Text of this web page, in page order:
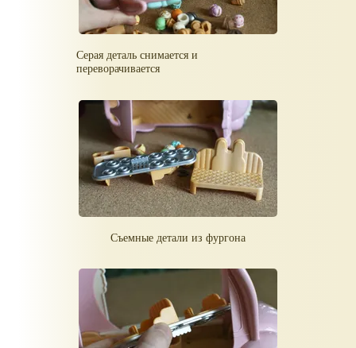
Серая деталь снимается и
переворачивается
Съемные детали из фургона